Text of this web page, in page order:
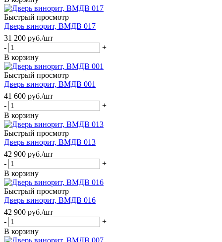
Быстрый просмотр
Дверь винорит, ВМДВ 017
31 200 руб./шт
-
+
В корзину
Быстрый просмотр
Дверь винорит, ВМДВ 001
41 600 руб./шт
-
+
В корзину
Быстрый просмотр
Дверь винорит, ВМДВ 013
42 900 руб./шт
-
+
В корзину
Быстрый просмотр
Дверь винорит, ВМДВ 016
42 900 руб./шт
-
+
В корзину